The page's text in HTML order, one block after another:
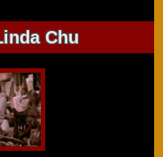
Chu